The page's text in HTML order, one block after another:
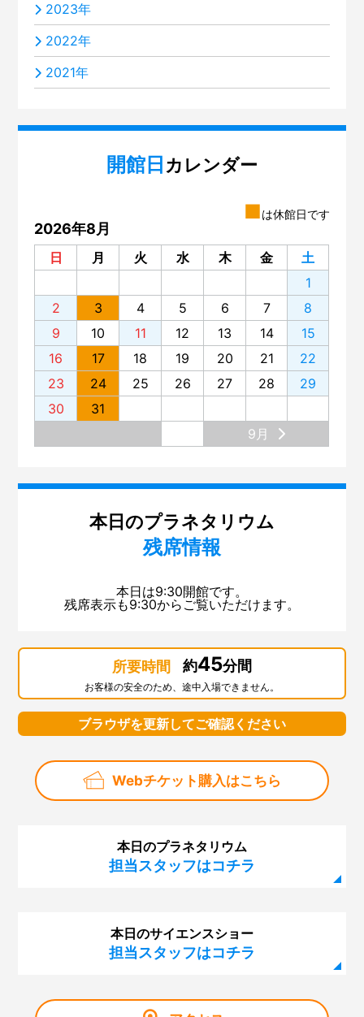
2023年
2022年
2021年
開館日 カレンダー
■は休館日です
2026年8月
日 月 火 水 木 金
土
1
2
3 4 5 6 7
8
9
10 11 12 13 14
15
16
17 18 19 20 21
22
23
24 25 26 27 28
29
30
31
9月
本日のプラネタリウム
残席情報
本日は9:30開館です。
残席表示も9:30からご覧いただけます。
所要時間 約45分間
お客様の安全のため、途中入場できません。
ブラウザを更新してご確認ください
Webチケット購入はこちら
本日のプラネタリウム
担当スタッフはコチラ
本日のサイエンスショー
担当スタッフはコチラ